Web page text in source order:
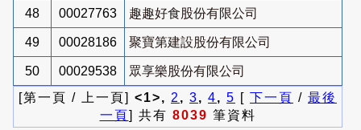
48 00027763 趣趣好食股份有限公司
49 00028186 聚寶第建設股份有限公司
50 00029538
眾享樂股份有限公司
[第一頁 / 上一頁] <1>, 2 , 3, 4, 5 [ 下一頁 / 最後
一頁] 共有 8039 筆資料